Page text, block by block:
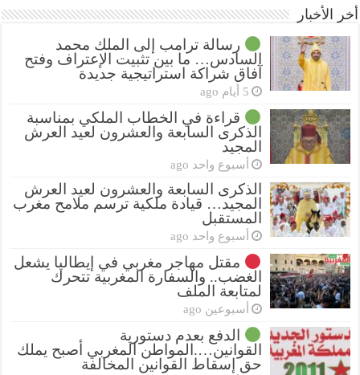
أخر الأخبار
رسالة ترامب إلى الملك محمد
السادس… ما بين تثبيت الإعتراف وفتح
آفاق شراكة استراتيجية جديدة
5 أيام ago
قراءة في الخطاب الملكي بمناسبة
الذكرى السابعة والعشرون لعيد العرش
المجيد
أسبوع واحد ago
الذكرى السابعة والعشرون لعيد العرش
المجيد… قيادة ملكية ترسم ملامح مغرب
المستقبل
أسبوع واحد ago
مقتل مهاجر مغربي في إيطاليا يشعل
الغضب.. والسفارة المغربية تتحرك
لمتابعة الملف
أسبوعين ago
الدفع بعدم دستورية
القوانين….المواطن المغربي أصبح يملك
حق إسقاط القوانين المخالفة